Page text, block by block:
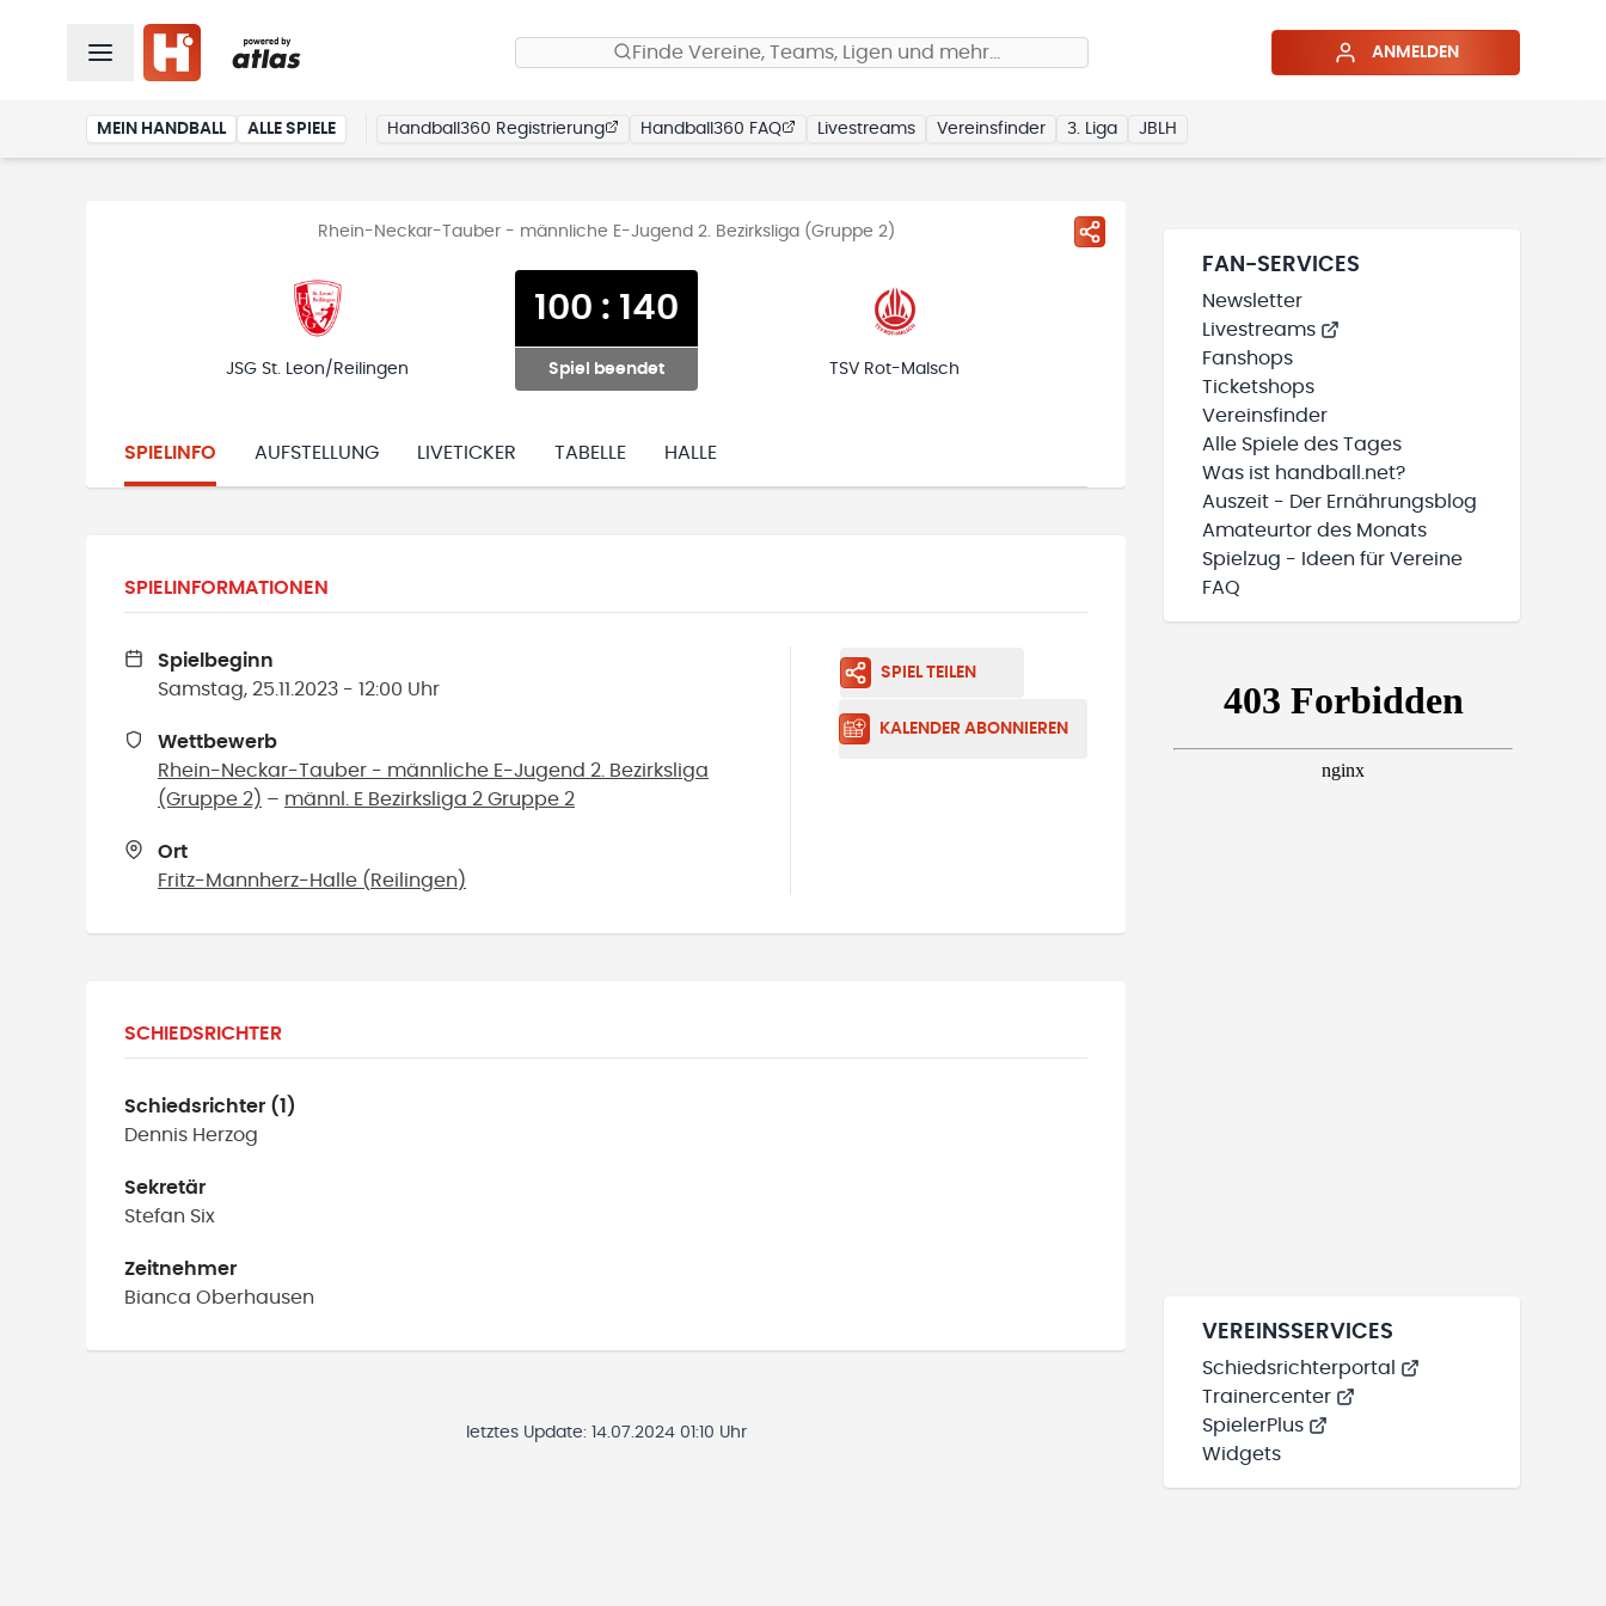
Finde Vereine, Teams, Ligen und mehr… ANMELDEN
MEIN HANDBALL ALLE SPIELE Handball360 Registrierung Handball360 FAQ Livestreams Vereinsfinder 3. Liga JBLH
Rhein-Neckar-Tauber - männliche E-Jugend 2. Bezirksliga (Gruppe 2)
JSG St. Leon/Reilingen
100 : 140
Spiel beendet TSV Rot-Malsch
SPIELINFO AUFSTELLUNG LIVETICKER TABELLE HALLE
SPIELINFORMATIONEN
Spielbeginn
Samstag, 25.11.2023 - 12:00 Uhr
Wettbewerb
Rhein-Neckar-Tauber - männliche E-Jugend 2. Bezirksliga
(Gruppe 2) – männl. E Bezirksliga 2 Gruppe 2
Ort
Fritz-Mannherz-Halle ( Reilingen )
SPIEL TEILEN
KALENDER ABONNIEREN
SCHIEDSRICHTER
Schiedsrichter (1)
Dennis Herzog
Sekretär
Stefan Six
Zeitnehmer
Bianca Oberhausen
letztes Update: 14.07.2024 01:10 Uhr
FAN-SERVICES
Newsletter
Livestreams
Fanshops
Ticketshops
Vereinsfinder
Alle Spiele des Tages
Was ist handball.net?
Auszeit - Der Ernährungsblog
Amateurtor des Monats
Spielzug - Ideen für Vereine
FAQ
VEREINSSERVICES
Schiedsrichterportal
Trainercenter
SpielerPlus
Widgets